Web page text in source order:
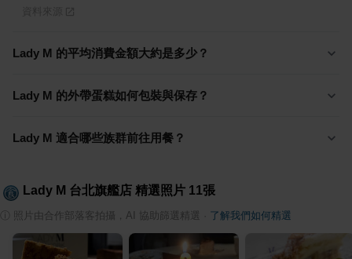
Lady M 的平均消費金額大約是多少？
Lady M 的外帶蛋糕如何包裝與保存？
Lady M 適合哪些族群前往用餐？
Lady M 台北旗艦店 精選照片 11張
照片由合作部落客拍攝，AI 協助篩選精選 了解我們如何精選